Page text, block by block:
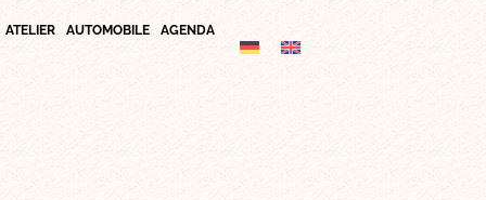
ATELIER AUTOMOBILE AGENDA